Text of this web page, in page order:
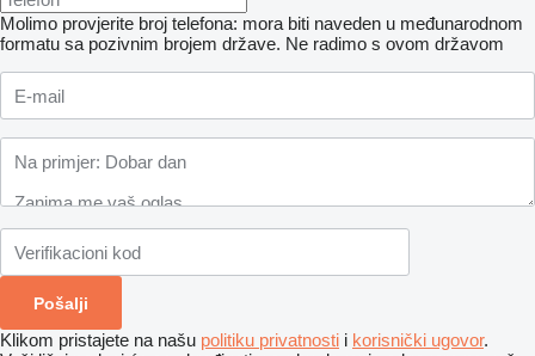
Molimo provjerite broj telefona: mora biti naveden u međunarodnom
formatu sa pozivnim brojem države. Ne radimo s ovom državom
Klikom pristajete na našu politiku privatnosti i korisnički ugovor.